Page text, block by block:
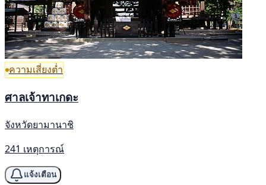
ความเสี่ยงต่ำ
ศาลเจ้าทาเกดะ
จังหวัดยามานาชิ
241 เหตุการณ์
แจ้งเตือน